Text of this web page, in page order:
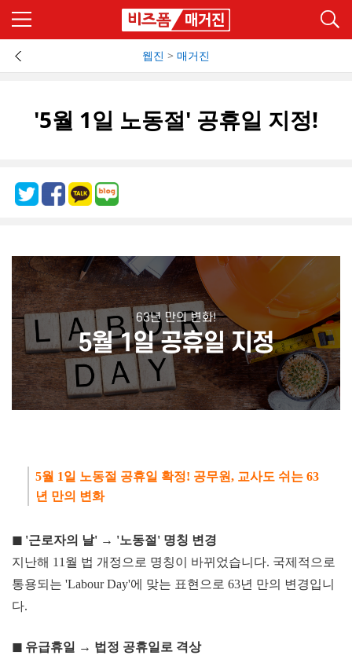
웹진 > 매거진
'5월 1일 노동절' 공휴일 지정!
5월 1일 노동절 공휴일 확정! 공무원, 교사도 쉬는 63
년 만의 변화
◼ '근로자의 날' → '노동절' 명칭 변경
지난해 11월 법 개정으로 명칭이 바뀌었습니다. 국제적으로
통용되는 'Labour Day'에 맞는 표현으로 63년 만의 변경입니
다.
◼ 유급휴일 → 법정 공휴일로 격상